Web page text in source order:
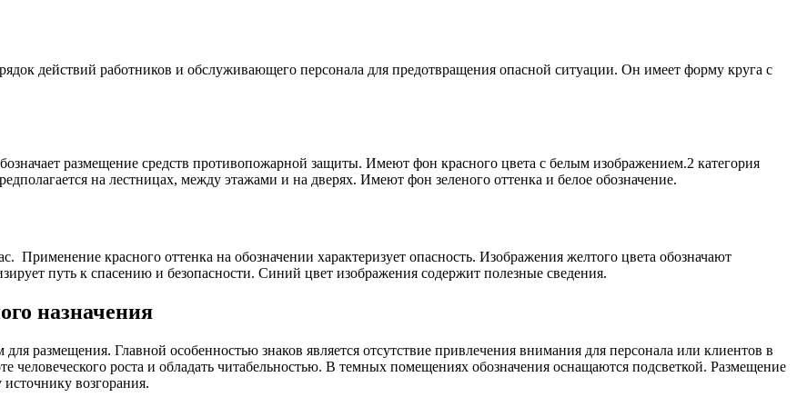
действий работников и обслуживающего персонала для предотвращения опасной ситуации. Он имеет форму круга с
размещение средств противопожарной защиты. Имеют фон красного цвета с белым изображением.2 категория
на лестницах, между этажами и на дверях. Имеют фон зеленого оттенка и белое обозначение.
Применение красного оттенка на обозначении характеризует опасность. Изображения желтого цвета обозначают
путь к спасению и безопасности. Синий цвет изображения содержит полезные сведения.
назначения
размещения. Главной особенностью знаков является отсутствие привлечения внимания для персонала или клиентов в
человеческого роста и обладать читабельностью. В темных помещениях обозначения оснащаются подсветкой. Размещение
возгорания.